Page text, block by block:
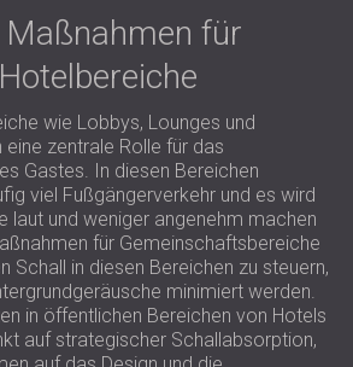
für
wie Lobbys, Lounges und
zentrale Rolle für das
Gastes. In diesen Bereichen
viel Fußgängerverkehr und es wird
laut und weniger angenehm machen
für Gemeinschaftsbereiche
Schall in diesen Bereichen zu steuern,
minimiert werden.
in öffentlichen Bereichen von Hotels
auf strategischer Schallabsorption,